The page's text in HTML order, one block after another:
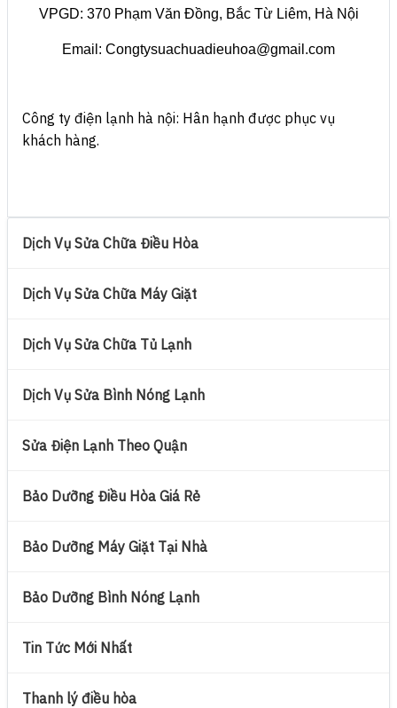
VPGD: 370 Phạm Văn Đồng, Bắc Từ Liêm, Hà Nội
Email: Congtysuachuadieuhoa@gmail.com
Công ty điện lạnh hà nội: Hân hạnh được phục vụ
khách hàng.
Dịch Vụ Sửa Chữa Điều Hòa
Dịch Vụ Sửa Chữa Máy Giặt
Dịch Vụ Sửa Chữa Tủ Lạnh
Dịch Vụ Sửa Bình Nóng Lạnh
Sửa Điện Lạnh Theo Quận
Bảo Dưỡng Điều Hòa Giá Rẻ
Bảo Dưỡng Máy Giặt Tại Nhà
Bảo Dưỡng Bình Nóng Lạnh
Tin Tức Mới Nhất
Thanh lý điều hòa